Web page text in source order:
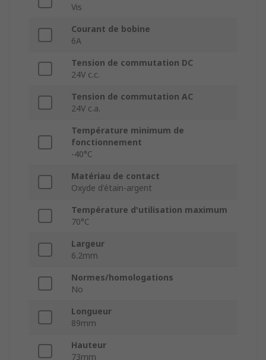
Vis
Courant de bobine
6A
Tension de commutation DC
24V c.c.
Tension de commutation AC
24V c.a.
Température minimum de
fonctionnement
-40°C
Matériau de contact
Oxyde d'étain-argent
Température d'utilisation maximum
70°C
Largeur
6.2mm
Normes/homologations
No
Longueur
89mm
Hauteur
73mm